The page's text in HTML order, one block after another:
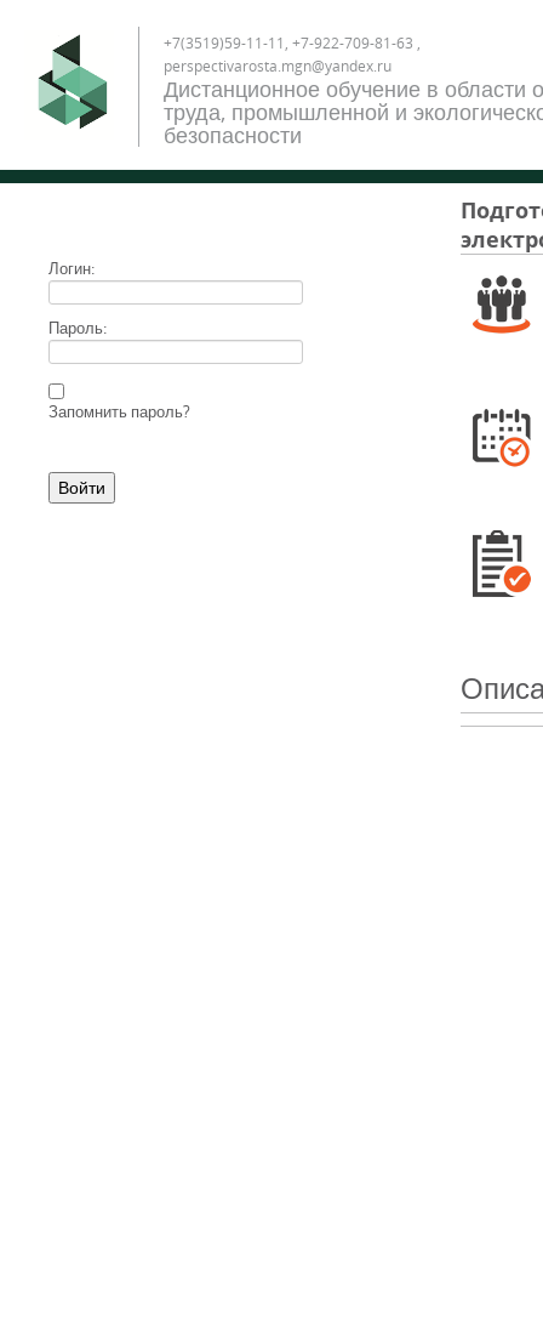
+7(3519)59-11-11, +7-922-709-81-63 ,
perspectivarosta.mgn@yandex.ru
Дистанционное обучение в области
труда, промышленной и
безопасности
Логин:
Пароль:
Запомнить пароль?